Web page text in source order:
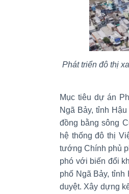
Phát triển đô thị
Mục tiêu dự án
Ngã Bảy, tỉnh
đồng bằng sông
hệ thống đô thị
tướng Chính phủ
phó với biến đổi
phố Ngã Bảy,
duyệt. Xây dựng